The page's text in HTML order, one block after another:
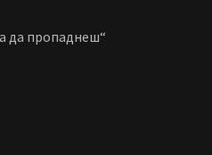
да пропаднеш“